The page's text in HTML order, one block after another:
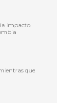
impacto
que